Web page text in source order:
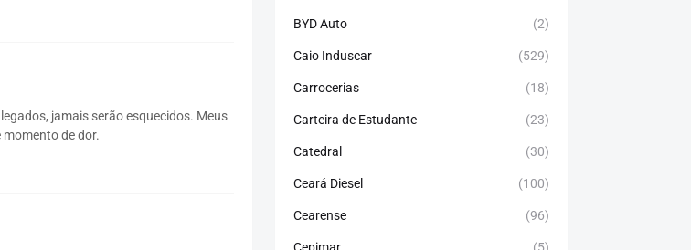
jamais serão esquecidos. Meus
de dor.
BYD Auto (2)
Caio Induscar (529)
Carrocerias (18)
Carteira de Estudante (23)
Catedral (30)
Ceará Diesel (100)
Cearense (96)